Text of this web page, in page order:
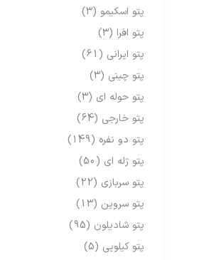
پتو اسکیمو (3)
پتو افرا (3)
پتو ایرانی (61)
پتو چینی (3)
پتو حوله ای (3)
پتو خارجی (64)
پتو دو نفره (149)
پتو ژله ای (50)
پتو سربازی (22)
پتو سروین (13)
پتو شادیلون (95)
پتو کیلویی (5)